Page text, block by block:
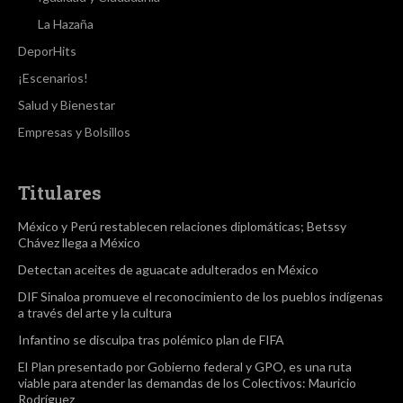
La Hazaña
DeporHits
¡Escenarios!
Salud y Bienestar
Empresas y Bolsillos
Titulares
México y Perú restablecen relaciones diplomáticas; Betssy
Chávez llega a México
Detectan aceites de aguacate adulterados en México
DIF Sinaloa promueve el reconocimiento de los pueblos indígenas
a través del arte y la cultura
Infantino se disculpa tras polémico plan de FIFA
El Plan presentado por Gobierno federal y GPO, es una ruta
viable para atender las demandas de los Colectivos: Mauricio
Rodríguez